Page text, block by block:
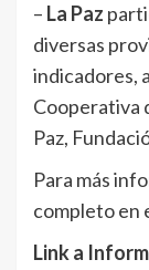
– La Paz
diversas
indicadores,
Cooperativa
Paz,
Para más
completo en
Link a